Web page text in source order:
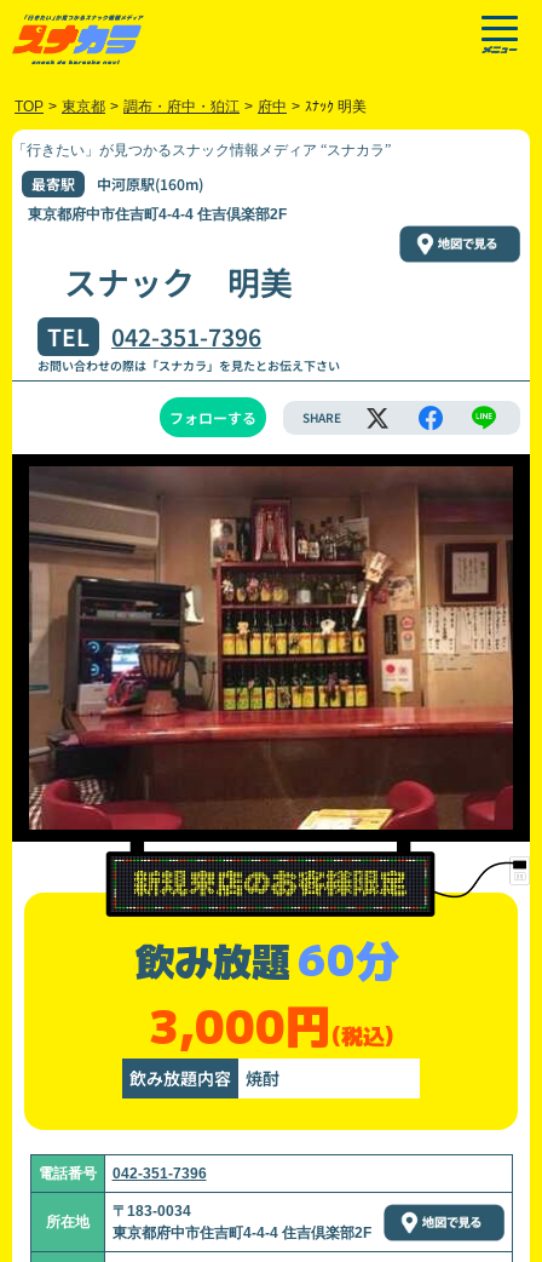
TOP > 東京都 > 調布・府中・狛江 > 府中 > ｽﾅｯｸ 明美
「行きたい」が見つかるスナック情報メディア “スナカラ”
最寄駅 中河原駅(160m)
東京都府中市住吉町4-4-4 住吉倶楽部2F
スナック 明美
TEL 042-351-7396
お問い合わせの際は「スナカラ」を見たとお伝え下さい
フォローする SHARE
飲み放題60分
3,000円(税込)
飲み放題内容 焼酎
電話番号 042-351-7396
所在地
〒183-0034
東京都府中市住吉町4-4-4 住吉倶楽部2F